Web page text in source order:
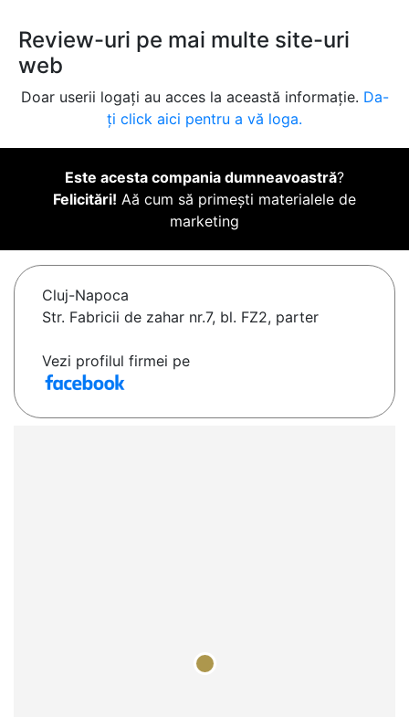
Review-uri pe mai multe site-uri
web
Doar userii logați au acces la această informație. Da-
ți click aici pentru a vă loga.
Este acesta compania dumneavoastră?
Felicitări! Aă cum să primești materialele de
marketing
Cluj-Napoca
Str. Fabricii de zahar nr.7, bl. FZ2, parter
Vezi profilul firmei pe